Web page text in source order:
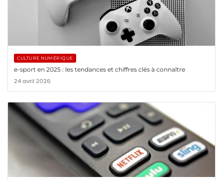
CULTURE NUMÉRIQUE
e-sport en 2025 : les tendances et chiffres clés à connaître
24 avril 2026